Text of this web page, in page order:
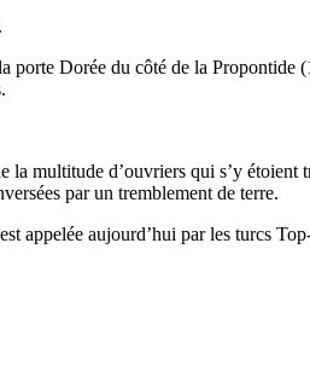
Dorée du côté de la Propontide
multitude d’ouvriers qui s’y étoient
par un tremblement de terre.
appelée aujourd’hui par les turcs